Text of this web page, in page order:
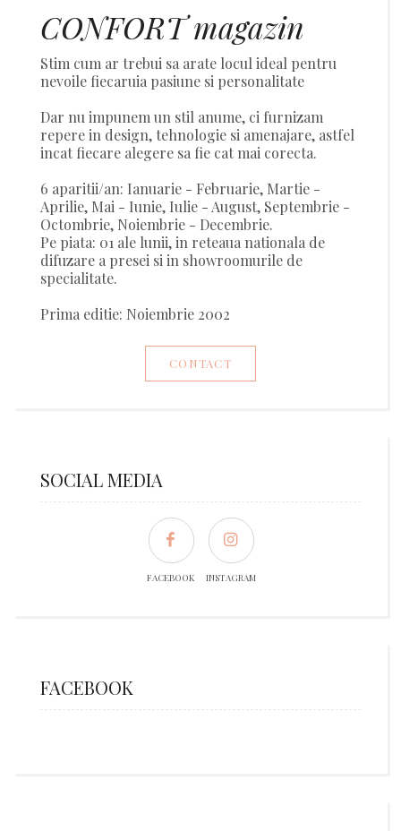
CONFORT magazin
Stim cum ar trebui sa arate locul ideal pentru
nevoile fiecaruia pasiune si personalitate
Dar nu impunem un stil anume, ci furnizam
repere in design, tehnologie si amenajare, astfel
incat fiecare alegere sa fie cat mai corecta.
6 aparitii/an: Ianuarie - Februarie, Martie -
Aprilie, Mai - Iunie, Iulie - August, Septembrie -
Octombrie, Noiembrie - Decembrie.
Pe piata: 01 ale lunii, in reteaua nationala de
difuzare a presei si in showroomurile de
specialitate.
Prima editie: Noiembrie 2002
CONTACT
SOCIAL MEDIA
FACEBOOK INSTAGRAM
FACEBOOK